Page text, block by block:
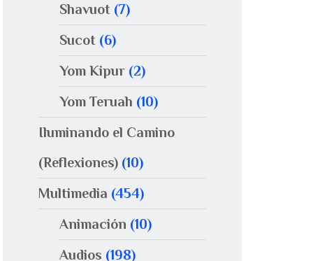
Shavuot (7)
Sucot (6)
Yom Kipur (2)
Yom Teruah (10)
Iluminando el Camino
(Reflexiones) (10)
Multimedia (454)
Animación (10)
Audios (198)